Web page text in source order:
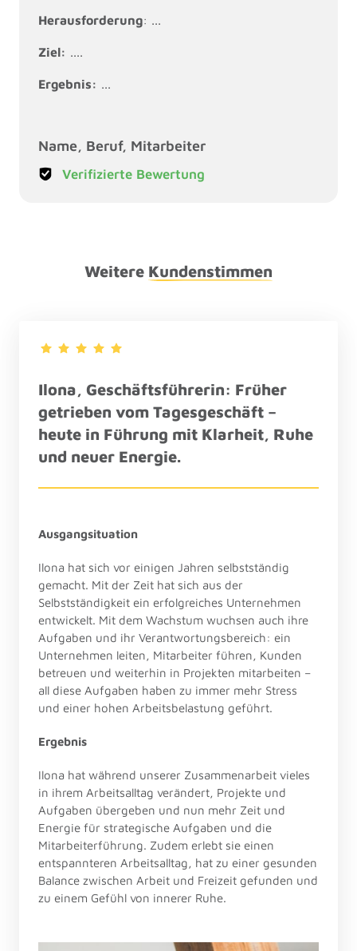
Herausforderung: ...
Ziel: ....
Ergebnis: ...
Name, Beruf, Mitarbeiter
Verifizierte Bewertung
Weitere Kundenstimmen
Ilona, Geschäftsführerin:
getrieben vom Tagesgeschäft
heute in Führung mit Klarheit,
und neuer Energie.
Ausgangsituation
Ilona hat sich vor einigen Jahren selbstständig
gemacht. Mit der Zeit hat sich aus der
Selbstständigkeit ein erfolgreiches Unternehmen
entwickelt. Mit dem Wachstum wuchsen auch ihre
Aufgaben und ihr Verantwortungsbereich: ein
Unternehmen leiten, Mitarbeiter führen, Kunden
betreuen und weiterhin in Projekten mitarbeiten –
all diese Aufgaben haben zu immer mehr Stress
und einer hohen Arbeitsbelastung geführt.
Ergebnis
Ilona hat während unserer Zusammenarbeit vieles
in ihrem Arbeitsalltag verändert, Projekte und
Aufgaben übergeben und nun mehr Zeit und
Energie für strategische Aufgaben und die
Mitarbeiterführung. Zudem erlebt sie einen
entspannteren Arbeitsalltag, hat zu einer gesunden
Balance zwischen Arbeit und Freizeit gefunden und
zu einem Gefühl von innerer Ruhe.